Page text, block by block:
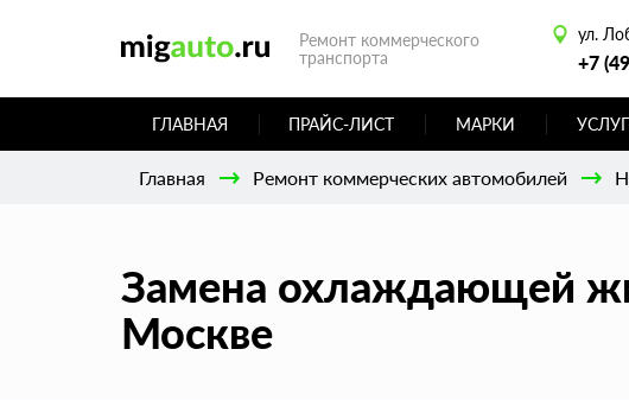
Ремонт коммерческого
транспорта
ул.
+7
ГЛАВНАЯ ПРАЙС-ЛИСТ МАРКИ
Главная Ремонт коммерческих автомобилей
Замена охлаждающей
Москве